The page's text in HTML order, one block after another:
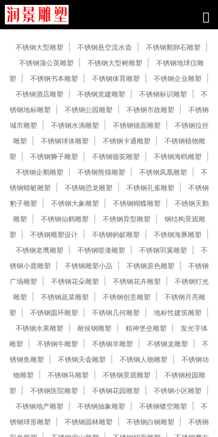
不锈钢大型雕塑 不锈钢悬空流水壶
不锈钢鹅卵石雕塑
不锈钢蒲公英雕塑
不锈钢大型树雕塑
不锈钢地球仪雕
塑
不锈钢书本雕塑 不锈钢体育雕塑
不锈钢企业雕塑
不锈钢酒店雕塑
不锈钢党建雕塑 不锈钢标识雕塑
不
锈钢地标雕塑
不锈钢公园雕塑 不锈钢市政雕塑
不锈钢
城市雕塑
不锈钢水滴雕塑 不锈钢镜面雕塑
不锈钢拉丝
雕塑
不锈钢球体雕塑 不锈钢卡通雕塑
不锈钢植物雕
塑
不锈钢狮子雕塑 不锈钢骆驼雕塑
不锈钢海鸥雕塑
不锈钢企鹅雕塑
不锈钢熊猫雕塑 不锈钢凤凰雕塑
不
锈钢蜻蜓雕塑
不锈钢恐龙雕塑 不锈钢孔雀雕塑
不锈钢
豹子雕塑
不锈钢大象雕塑 不锈钢蝴蝶雕塑
不锈钢天鹅
雕塑
不锈钢仙鹤雕塑 不锈钢异型雕塑
钢结构景观雕
塑
不锈钢雕塑设计 不锈钢蚂蚁雕塑
不锈钢海豚雕塑
不锈钢老鹰雕塑
不锈钢喷漆雕塑 不锈钢羽翼雕塑
不
锈钢小鹿雕塑
不锈钢雕塑小品 不锈钢原色雕塑
不锈钢
广场雕塑
不锈钢花朵雕塑 不锈钢花卉雕塑
不锈钢灯光
雕塑
不锈钢蔬菜雕塑 不锈钢创意雕塑
不锈钢月亮雕
塑
不锈钢圆环雕塑 不锈钢几何雕塑
地标性建筑雕塑
不锈钢水果雕塑
耐候钢雕塑 精神堡垒雕塑
发光字体
雕塑
不锈钢牛雕塑 不锈钢羊雕塑 不锈钢龙雕塑
不
锈钢鱼雕塑
不锈钢天壶雕塑 不锈钢人物雕塑
不锈钢动
物雕塑
不锈钢马雕塑 不锈钢景观雕塑
不锈钢校园雕
塑
不锈钢医院雕塑 不锈钢花园雕塑
不锈钢小区雕塑
不锈钢地产雕塑
不锈钢抽象雕塑 不锈钢镂空雕塑
不
锈钢球形雕塑
不锈钢园林雕塑 不锈钢白钢雕塑
不锈钢